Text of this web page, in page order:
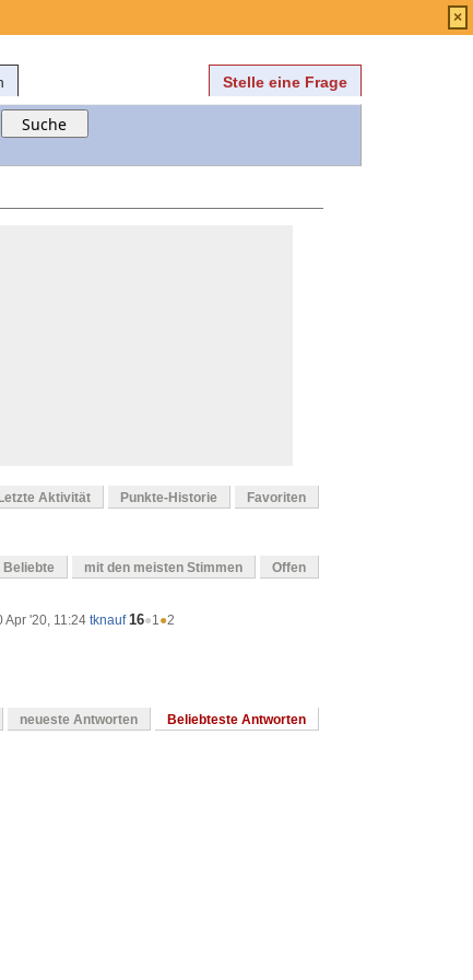
Stelle eine Frage
Letzte Aktivität Punkte-Historie Favoriten
Beliebte mit den meisten Stimmen Offen
Apr '20, 11:24 tknauf 16●1●2
neueste Antworten Beliebteste Antworten
×